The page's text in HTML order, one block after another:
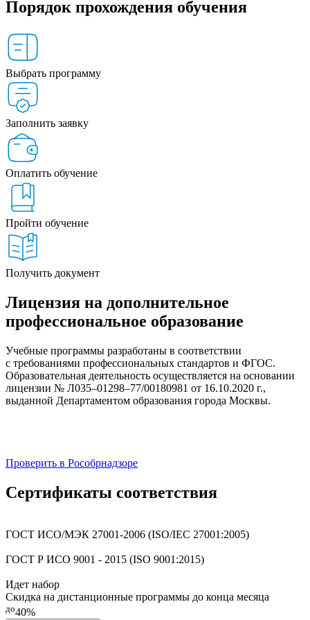
Порядок прохождения обучения
Выбрать программу
Заполнить заявку
Оплатить обучение
Пройти обучение
Получить документ
Лицензия на дополнительное
профессиональное образование
Учебные программы разработаны в соответствии
с требованиями профессиональных стандартов и ФГОС.
Образовательная деятельность осуществляется на основании
лицензии № Л035–01298–77/00180981 от 16.10.2020 г.,
выданной Департаментом образования города Москвы.
Проверить в Рособрнадзоре
Сертификаты соответствия
ГОСТ ИСО/МЭК 27001-2006 (ISO/IEC 27001:2005)
ГОСТ Р ИСО 9001 - 2015 (ISO 9001:2015)
Идет набор
Скидка на дистанционные программы до конца месяца
до40%